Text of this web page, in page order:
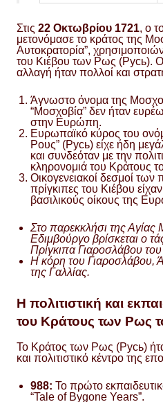
Στις 22 Οκτωβρίου 1721, ο
μετονόμασε το κράτος της
Αυτοκρατορία”,
του Κιέβου των Ρως (Русь).
αλλαγή ήταν πολλοί και
Άγνωστο όνομα της
“Μοσχοβία” δεν ήταν
στην Ευρώπη.
Ευρωπαϊκό κύρος του
Ρους” (Русь) είχε ήδη
και συνδεόταν με την
κληρονομιά του Κράτους
Οικογενειακοί δεσμοί των
πρίγκιπες του Κιέβου
βασιλικούς οίκους της
Στο παρεκκλήσι της Αγίας
Εδιμβούργο βρίσκεται ο
Πρίγκιπα Γιαροσλάβου
Η κόρη του Γιαροσλάβου,
της Γαλλίας.
Η πολιτιστική και
του Κράτους των Ρως
Το Κράτος των Ρως (Русь)
και πολιτιστικό κέντρο της
988: Το πρώτο
“Tale of Bygone Years”.